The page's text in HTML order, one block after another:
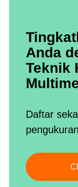
Anda
Teknik
Daftar